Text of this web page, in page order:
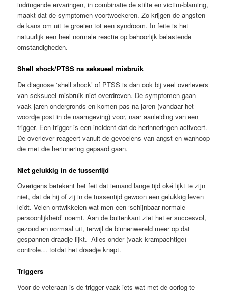
indringende ervaringen, in combinatie de stilte en victim-blaming,
maakt dat de symptomen voortwoekeren. Zo krijgen de angsten
de kans om uit te groeien tot een syndroom. In feite is het
natuurlijk een heel normale reactie op behoorlijk belastende
omstandigheden.
Shell shock/PTSS na seksueel misbruik
De diagnose ‘shell shock’ of PTSS is dan ook bij veel overlevers
van seksueel misbruik niet overdreven. De symptomen gaan
vaak jaren ondergronds en komen pas na jaren (vandaar het
woordje post in de naamgeving) voor, naar aanleiding van een
trigger. Een trigger is een incident dat de herinneringen activeert.
De overlever reageert vanuit de gevoelens van angst en wanhoop
die met die herinnering gepaard gaan.
NIet gelukkig in de tussentijd
Overigens betekent het feit dat iemand lange tijd oké lijkt te zijn
niet, dat de hij of zij in de tussentijd gewoon een gelukkig leven
leidt. Velen ontwikkelen wat men een ‘schijnbaar normale
persoonlijkheid’ noemt. Aan de buitenkant ziet het er succesvol,
gezond en normaal uit, terwijl de binnenwereld meer op dat
gespannen draadje lijkt. Alles onder (vaak krampachtige)
controle… totdat het draadje knapt.
Triggers
Voor de veteraan is de trigger vaak iets wat met de oorlog te